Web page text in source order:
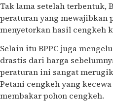
Tak lama setelah terbentuk,
peraturan yang mewajibkan
menyetorkan hasil cengkeh
Selain itu BPPC juga
drastis dari harga
peraturan ini sangat
Petani cengkeh yang
membakar pohon cengkeh.